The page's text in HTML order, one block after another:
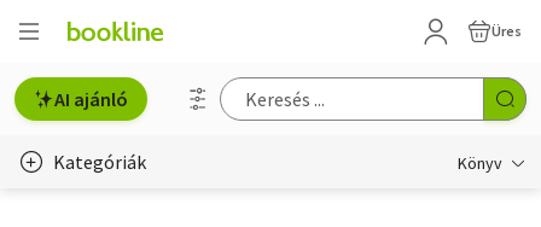
Üres
AI ajánló
Kategóriák Könyv